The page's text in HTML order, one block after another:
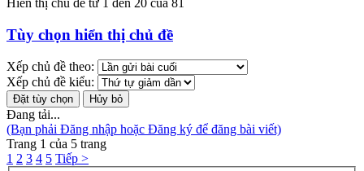
Hiển thị chủ đề từ 1 đến 20 của 81
Tùy chọn hiển thị chủ đề
Xếp chủ đề theo:
Xếp chủ đề kiểu:
Đang tải...
(Bạn phải Đăng nhập hoặc Đăng ký để đăng bài viết)
Trang 1 của 5 trang
1 2 3 4 5 Tiếp >